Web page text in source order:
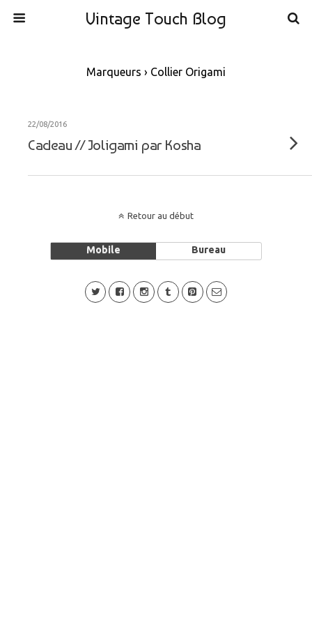
Vintage Touch Blog
Marqueurs › Collier Origami
22/08/2016
Cadeau // Joligami par Kosha
Retour au début
Mobile Bureau